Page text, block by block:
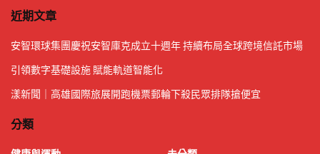
近期文章
安智環球集團慶祝安智庫克成立十週年 持續布局全球跨境信託市場
引領數字基礎設施 賦能軌道智能化
漾新聞｜高雄國際旅展開跑機票郵輪下殺民眾排隊搶便宜
分類